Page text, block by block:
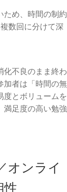
ため、時間の制約
数回に分けて深
化不良のまま終わ
加者は「時間の無
とボリュームを
満足度の高い勉強
オンライ
性